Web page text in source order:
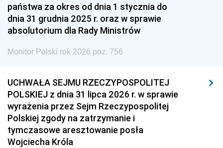
państwa za okres od dnia 1 stycznia do
dnia 31 grudnia 2025 r. oraz w sprawie
absolutorium dla Rady Ministrów
Monitor Polski rok 2026 poz. 756
UCHWAŁA SEJMU RZECZYPOSPOLITEJ
POLSKIEJ z dnia 31 lipca 2026 r. w sprawie
wyrażenia przez Sejm Rzeczypospolitej
Polskiej zgody na zatrzymanie i
tymczasowe aresztowanie posła
Wojciecha Króla